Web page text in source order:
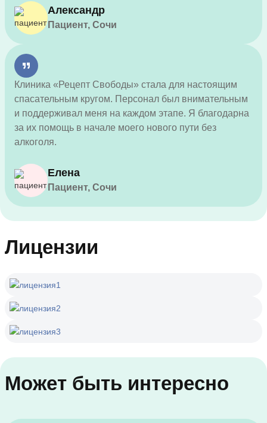
Александр
Пациент, Сочи
Клиника «Рецепт Свободы» стала для настоящим
спасательным кругом. Персонал был внимательным
и поддерживал меня на каждом этапе. Я благодарна
за их помощь в начале моего нового пути без
алкоголя.
Елена
Пациент, Сочи
Лицензии
Может быть интересно